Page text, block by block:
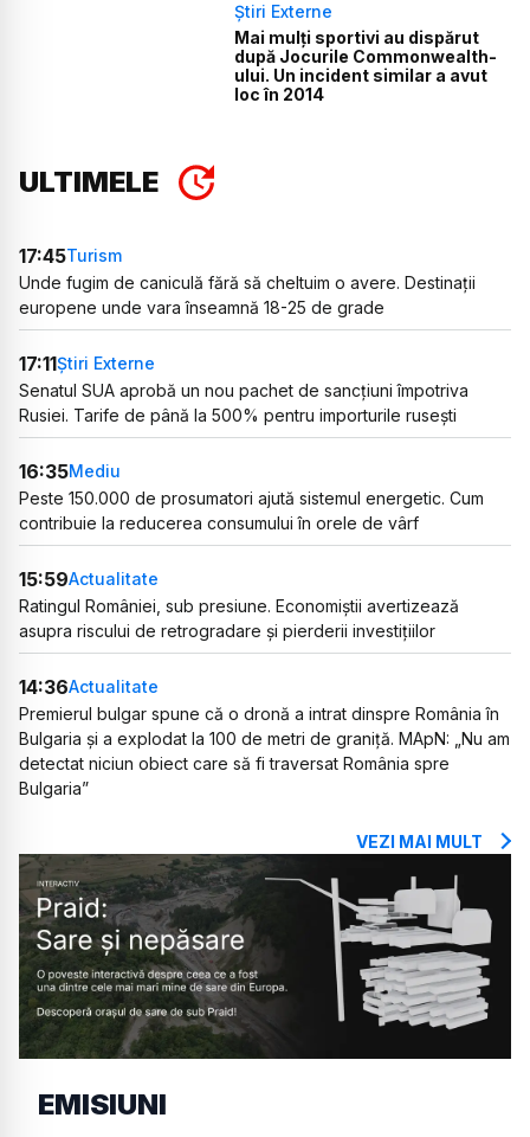
Știri Externe
Mai mulți sportivi au dispărut
după Jocurile Commonwealth-
ului. Un incident similar a avut
loc în 2014
ULTIMELE
17:45Turism
Unde fugim de caniculă fără să cheltuim o avere. Destinații
europene unde vara înseamnă 18-25 de grade
17:11Știri Externe
Senatul SUA aprobă un nou pachet de sancțiuni împotriva
Rusiei. Tarife de până la 500% pentru importurile rusești
16:35Mediu
Peste 150.000 de prosumatori ajută sistemul energetic. Cum
contribuie la reducerea consumului în orele de vârf
15:59Actualitate
Ratingul României, sub presiune. Economiștii avertizează
asupra riscului de retrogradare și pierderii investițiilor
14:36Actualitate
Premierul bulgar spune că o dronă a intrat dinspre România în
Bulgaria și a explodat la 100 de metri de graniță. MApN: „Nu am
detectat niciun obiect care să fi traversat România spre
Bulgaria”
VEZI MAI MULT
EMISIUNI